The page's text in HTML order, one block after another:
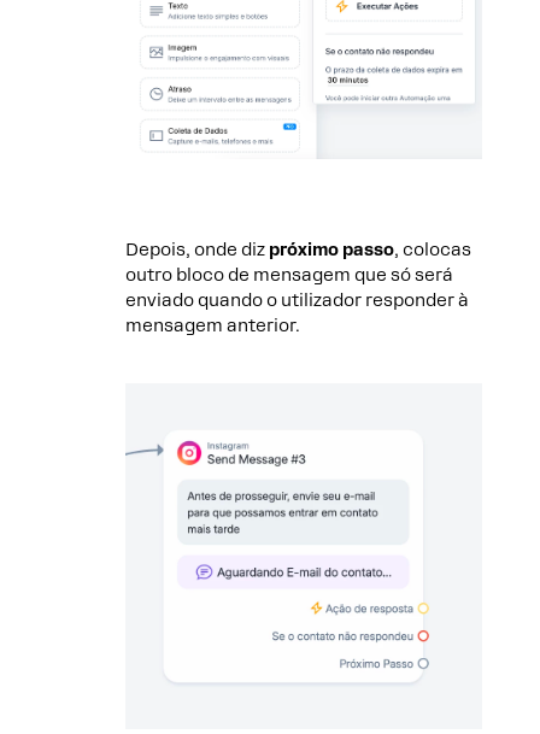
Depois, onde diz próximo passo, colocas
outro bloco de mensagem que só será
enviado quando o utilizador responder à
mensagem anterior.